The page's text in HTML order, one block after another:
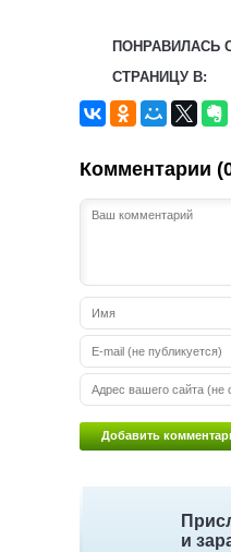
ПОНРАВИЛАСЬ
СТРАНИЦУ В:
Комментарии
и